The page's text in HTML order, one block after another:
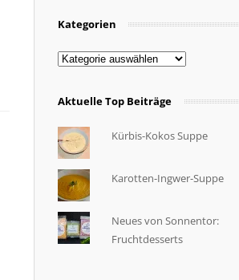
Kategorien
Kategorien
Aktuelle Top Beiträge
Kürbis-Kokos Suppe
Karotten-Ingwer-Suppe
Neues von Sonnentor:
Fruchtdesserts